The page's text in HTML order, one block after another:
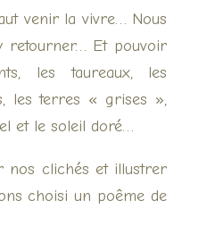
venir la vivre… Nous
y retourner… Et pouvoir
les taureaux, les
les terres « grises »,
et le soleil doré…
nos clichés et illustrer
choisi un poême de